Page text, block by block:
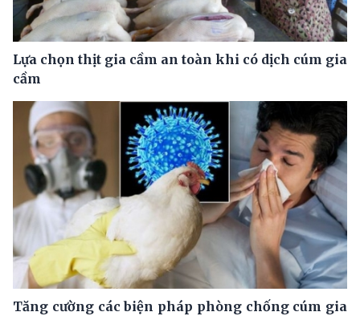
Lựa chọn thịt gia cầm an toàn khi có dịch cúm gia
cầm
Tăng cường các biện pháp phòng chống cúm gia